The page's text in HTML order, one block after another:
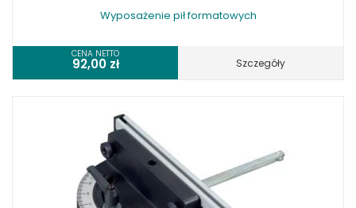
Wyposażenie pił formatowych
CENA NETTO
92,00 zł Szczegóły